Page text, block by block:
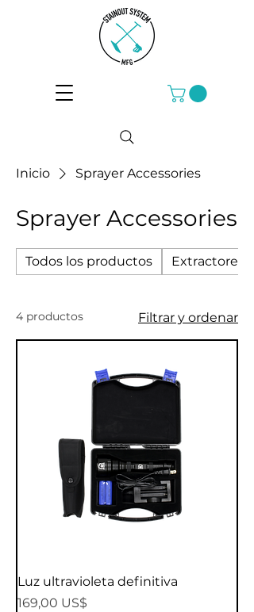
Inicio Sprayer Accessories
Sprayer Accessories
Todos los productos Extractores
4 productos Filtrar y ordenar
Luz ultravioleta definitiva
Precio
169,00 US$